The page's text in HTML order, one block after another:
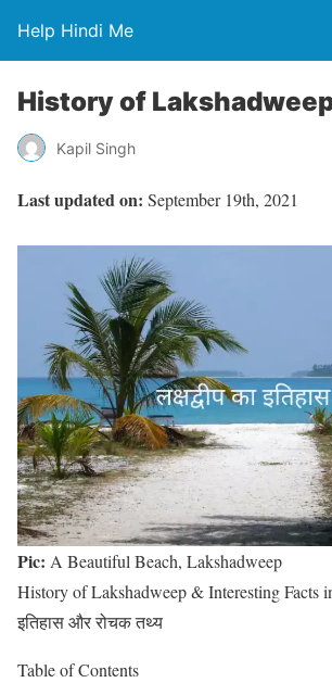
Help Hindi Me
History of
Kapil Singh
Last updated on: September 19th, 2021
Pic: A Beautiful Beach, Lakshadweep
History of Lakshadweep & Interesting Facts
इतिहास और रोचक तथ्य
Table of Contents